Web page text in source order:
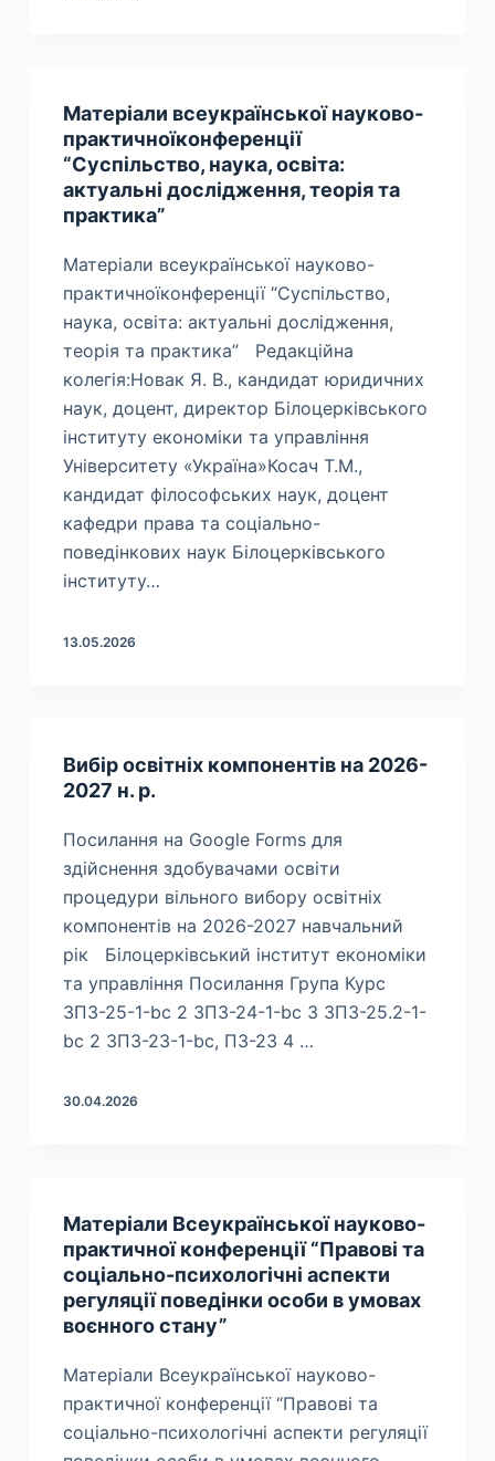
Матеріали всеукраїнської науково-
практичноїконференції
“Суспільство, наука, освіта:
актуальні дослідження, теорія та
практика”
Матеріали всеукраїнської науково-
практичноїконференції “Суспільство,
наука, освіта: актуальні дослідження,
теорія та практика” Редакційна
колегія:Новак Я. В., кандидат юридичних
наук, доцент, директор Білоцерківського
інституту економіки та управління
Університету «Україна»Косач Т.М.,
кандидат філософських наук, доцент
кафедри права та соціально-
поведінкових наук Білоцерківського
інституту…
13.05.2026
Вибір освітніх компонентів на 2026-
2027 н. р.
Посилання на Google Forms для
здійснення здобувачами освіти
процедури вільного вибору освітніх
компонентів на 2026-2027 навчальний
рік Білоцерківський інститут економіки
та управління Посилання Група Курс
ЗПЗ-25-1-bc 2 ЗПЗ-24-1-bc 3 ЗПЗ-25.2-1-
bc 2 ЗПЗ-23-1-bc, ПЗ-23 4 …
30.04.2026
Матеріали Всеукраїнської науково-
практичної конференції “Правові та
соціально-психологічні аспекти
регуляції поведінки особи в умовах
воєнного стану”
Матеріали Всеукраїнської науково-
практичної конференції “Правові та
соціально-психологічні аспекти регуляції